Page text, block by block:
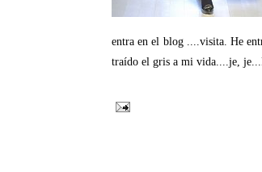
entra en el blog ....visita. He
traído el gris a mi vida....je,